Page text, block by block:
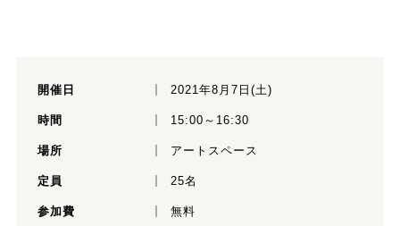
開催日 2021年8月7日(土)
時間 15:00～16:30
場所 アートスペース
定員 25名
参加費 無料